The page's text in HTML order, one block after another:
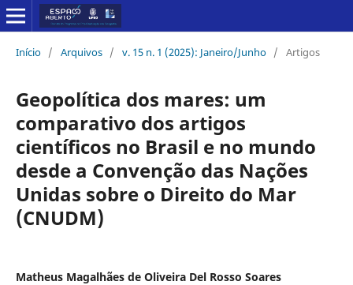
Início / Arquivos / v. 15 n. 1 (2025): Janeiro/Junho / Artigos
Geopolítica dos mares: um
comparativo dos artigos
científicos no Brasil e no mundo
desde a Convenção das Nações
Unidas sobre o Direito do Mar
(CNUDM)
Matheus Magalhães de Oliveira Del Rosso Soares